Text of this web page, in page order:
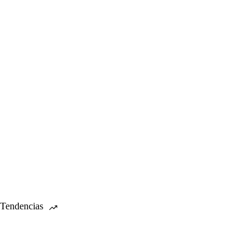
Tendencias